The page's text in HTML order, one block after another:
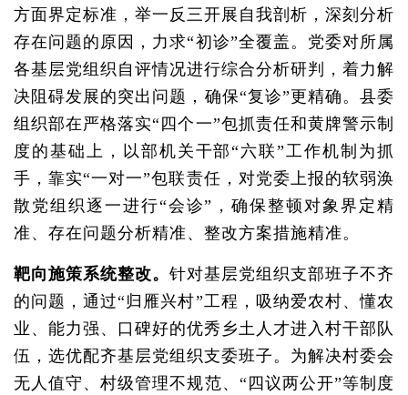
方面界定标准，举一反三开展自我剖析，深刻分析
存在问题的原因，力求“初诊”全覆盖。党委对所属
各基层党组织自评情况进行综合分析研判，着力解
决阻碍发展的突出问题，确保“复诊”更精确。县委
组织部在严格落实“四个一”包抓责任和黄牌警示制
度的基础上，以部机关干部“六联”工作机制为抓
手，靠实“一对一”包联责任，对党委上报的软弱涣
散党组织逐一进行“会诊”，确保整顿对象界定精
准、存在问题分析精准、整改方案措施精准。
靶向施策系统整改。 针对基层党组织支部班子不齐
的问题，通过“归雁兴村”工程，吸纳爱农村、懂农
业、能力强、口碑好的优秀乡土人才进入村干部队
伍，选优配齐基层党组织支委班子。为解决村委会
无人值守、村级管理不规范、“四议两公开”等制度